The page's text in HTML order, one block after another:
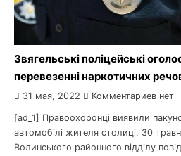
Звягельські поліцейські
перевезенні наркотичних
31 мая, 2022 Комментариев нет
[ad_1] Правоохоронці виявили
автомобілі жителя столиці. 30
Волинського районного відділу